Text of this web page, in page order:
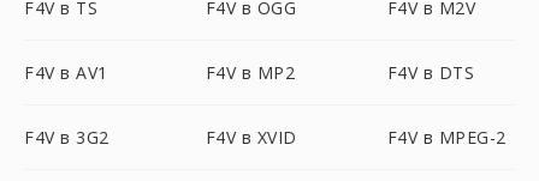
F4V в TS F4V в OGG F4V в M2V
F4V в AV1 F4V в MP2 F4V в DTS
F4V в 3G2 F4V в XVID F4V в MPEG-2